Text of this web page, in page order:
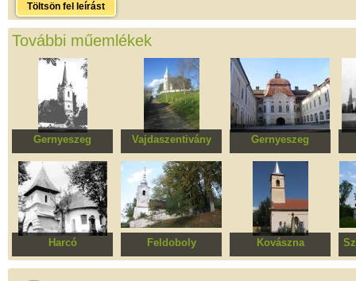
Töltsön fel leírást
További műemlékek
Gernyeszeg
Református templom
harangtoronnyal
Vajdaszentivány
Református templom
Gernyeszeg
Teleki kastély
Harcó
Református templom
Feldoboly
Református templom
Kovászna
Ortodox templom